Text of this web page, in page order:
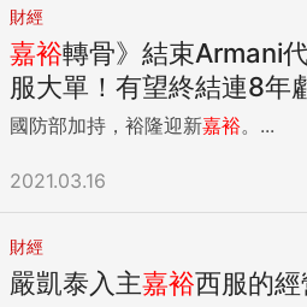
財經
嘉裕轉骨》結束Armani
服大單！有望終結連8年
國防部加持，裕隆迎新嘉裕。...
2021.03.16
財經
嚴凱泰入主嘉裕西服的